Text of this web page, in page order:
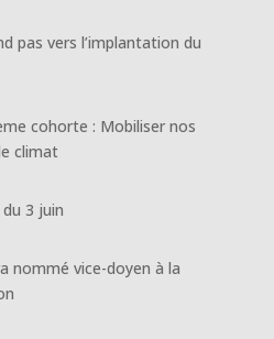
pas vers l’implantation du
cohorte : Mobiliser nos
climat
3 juin
nommé vice-doyen à la